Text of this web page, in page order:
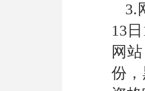
3.
13
网
份